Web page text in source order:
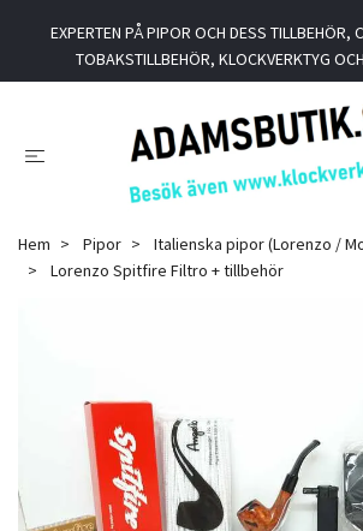
EXPERTEN PÅ PIPOR OCH DESS TILLBEHÖR,
TOBAKSTILLBEHÖR, KLOCKVERKTYG
Hem Pipor
Italienska pipor (Lorenzo /
Lorenzo Spitfire Filtro + tillbehör